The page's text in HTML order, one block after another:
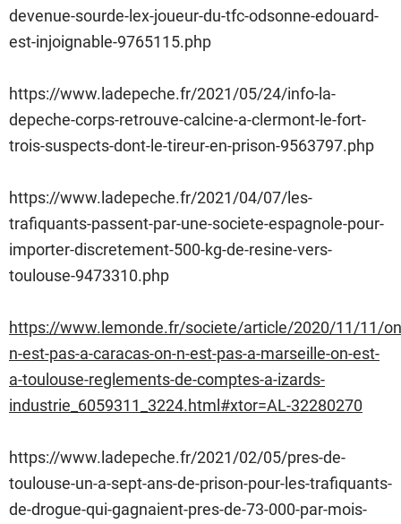
devenue-sourde-lex-joueur-du-tfc-odsonne-edouard-
est-injoignable-9765115.php
https://www.ladepeche.fr/2021/05/24/info-la-
depeche-corps-retrouve-calcine-a-clermont-le-fort-
trois-suspects-dont-le-tireur-en-prison-9563797.php
https://www.ladepeche.fr/2021/04/07/les-
trafiquants-passent-par-une-societe-espagnole-pour-
importer-discretement-500-kg-de-resine-vers-
toulouse-9473310.php
https://www.lemonde.fr/societe/article/2020/11/11/
n-est-pas-a-caracas-on-n-est-pas-a-marseille-on-est-
a-toulouse-reglements-de-comptes-a-izards-
industrie_6059311_3224.html#xtor=AL-32280270
https://www.ladepeche.fr/2021/02/05/pres-de-
toulouse-un-a-sept-ans-de-prison-pour-les-trafiquants-
de-drogue-qui-gagnaient-pres-de-73-000-par-mois-